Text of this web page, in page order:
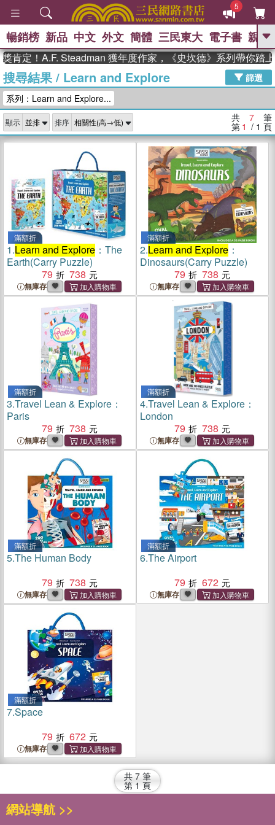
5
GO
熱搜： 東野圭吾 高希均教授回憶錄
、 The Odyssey 、 父親節 、 如果歷
獎 臺灣漫遊錄 、 方念華 、 台灣的李
登輝時代
數學女孩：黎曼猜想 、
偉大的迷走神經
暢銷榜 新品 中文 外文 簡體 三民東大 電子書 親子
定！A.F. Steadman 獲年度作家，《史坎德》系列帶你踏上
搜尋結果/ Learn and Explore
篩選
系列：Learn and Explore...
顯示 排序 共 7 筆
第 1 / 1 頁
滿額折
1.Learn and Explore ：The
Earth(Carry Puzzle)
79
738
無庫存
滿額折
2.Learn and Explore：
Dinosaurs(Carry Puzzle)
79
738
無庫存
滿額折
3.Travel Lean & Explore：
Paris
79
738
無庫存
滿額折
4.Travel Lean & Explore：
London
79
738
無庫存
滿額折
5.The Human Body
79
738
無庫存
滿額折
6.The Airport
79
672
無庫存
滿額折
7.Space
79
672
無庫存
共 7 筆
第 1 頁
網站導航 >>